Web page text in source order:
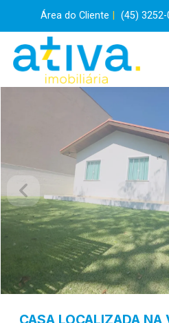
Área do Cliente (45) 3252-
CASA LOCALIZADA NA